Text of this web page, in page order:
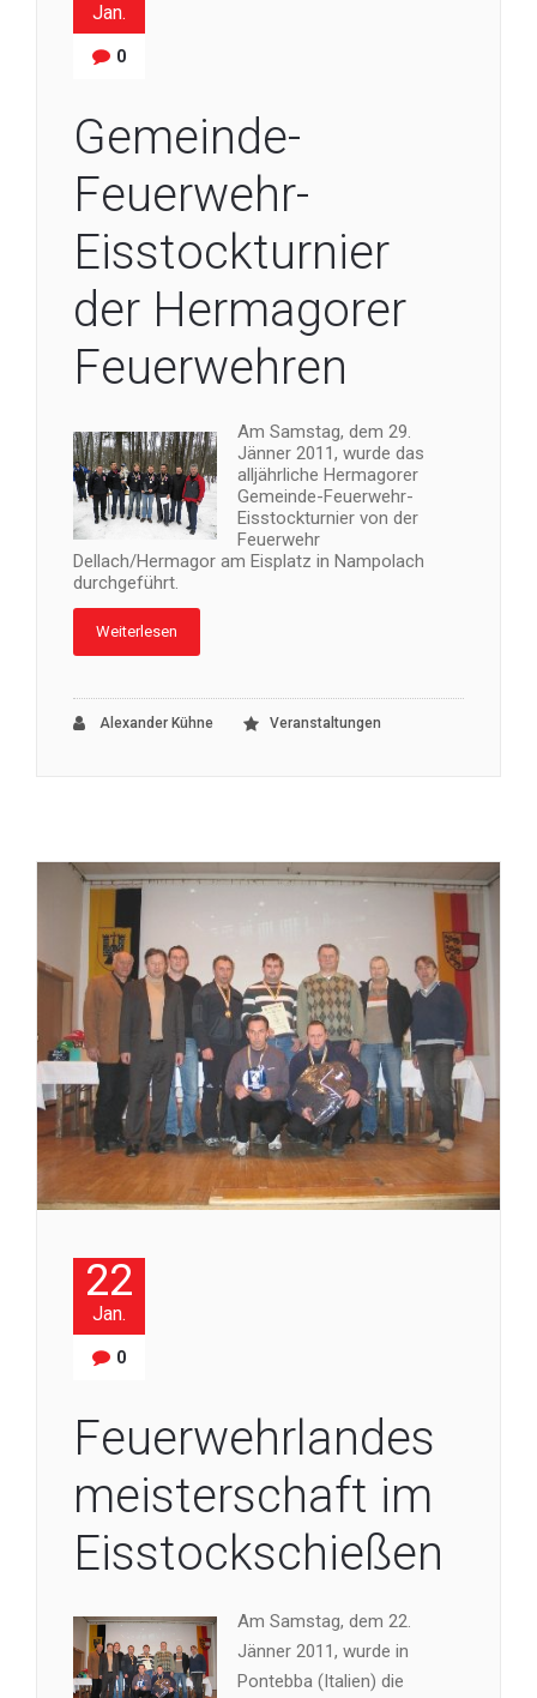
Jan.
0
Gemeinde-
Feuerwehr-
Eisstockturnier
der Hermagorer
Feuerwehren
Am Samstag, dem 29.
Jänner 2011, wurde das
alljährliche Hermagorer
Gemeinde-Feuerwehr-
Eisstockturnier von der
Feuerwehr
Dellach/Hermagor am Eisplatz in Nampolach
durchgeführt.
Weiterlesen
Alexander Kühne Veranstaltungen
22
Jan.
0
Feuerwehrlandes
meisterschaft im
Eisstockschießen
Am Samstag, dem 22.
Jänner 2011, wurde in
Pontebba (Italien) die